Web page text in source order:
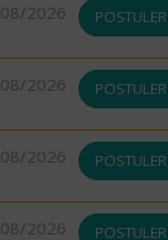
2026 POSTULER
2026 POSTULER
2026 POSTULER
2026 POSTULER